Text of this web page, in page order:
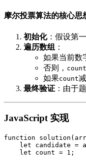
摩尔投票算法的核心思
初始化：假设第
遍历数组 ：
如果当前数
否则， count
如果count
最终验证 ：由于
JavaScript 实现
function
let candidate =
    let count = 1;